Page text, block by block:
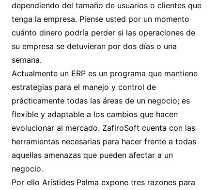
dependiendo del tamaño de usuarios o clientes que
tenga la empresa. Piense usted por un momento
cuánto dinero podría perder si las operaciones de
su empresa se detuvieran por dos días o una
semana.
Actualmente un ERP es un programa que mantiene
estrategias para el manejo y control de
prácticamente todas las áreas de un negocio; es
flexible y adaptable a los cambios que hacen
evolucionar al mercado. ZafiroSoft cuenta con las
herramientas necesarias para hacer frente a todas
aquellas amenazas que pueden afectar a un
negocio.
Por ello Arístides Palma expone tres razones para